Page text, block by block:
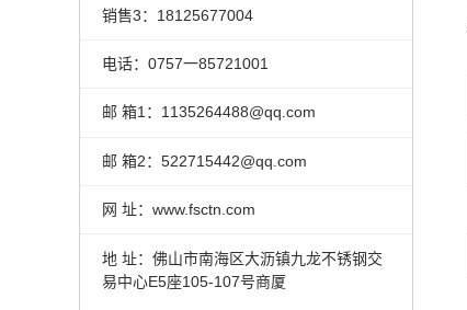
销售3：18125677004
电话：0757一85721001
邮 箱1：1135264488@qq.com
邮 箱2：522715442@qq.com
网 址：www.fsctn.com
地 址：佛山市南海区大沥镇九龙不锈钢交
易中心E5座105-107号商厦